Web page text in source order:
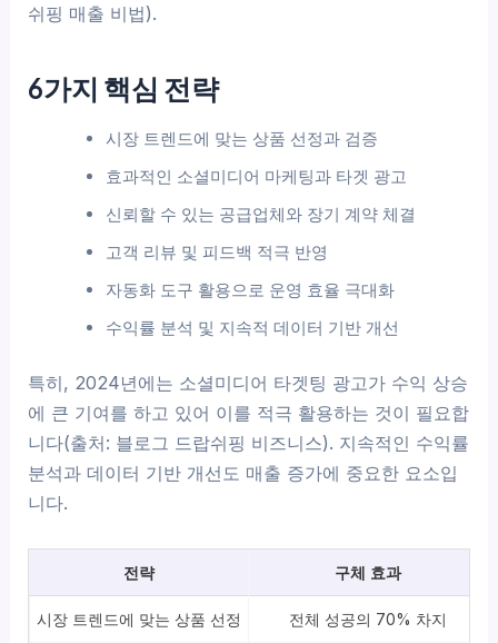
쉬핑 매출 비법).
6가지 핵심 전략
시장 트렌드에 맞는 상품 선정과 검증
효과적인 소셜미디어 마케팅과 타겟 광고
신뢰할 수 있는 공급업체와 장기 계약 체결
고객 리뷰 및 피드백 적극 반영
자동화 도구 활용으로 운영 효율 극대화
수익률 분석 및 지속적 데이터 기반 개선
특히, 2024년에는 소셜미디어 타겟팅 광고가 수익 상승
에 큰 기여를 하고 있어 이를 적극 활용하는 것이 필요합
니다(출처: 블로그 드랍쉬핑 비즈니스). 지속적인 수익률
분석과 데이터 기반 개선도 매출 증가에 중요한 요소입
니다.
전략 구체 효과
시장 트렌드에 맞는 상품 선정 전체 성공의 70% 차지